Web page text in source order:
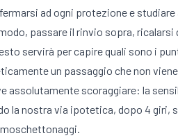
ad ogni protezione e
passare il rinvio sopra,
servirà per capire quali sono i
un passaggio che non
scoraggiare: la
la nostra via ipotetica, dopo 4 giri,